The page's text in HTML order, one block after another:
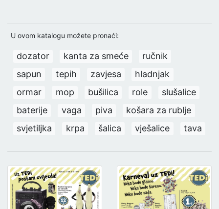
U ovom katalogu možete pronaći:
dozator kanta za smeće
ručnik
sapun
tepih zavjesa
hladnjak
ormar
mop bušilica role
slušalice
baterije
vaga piva
košara za rublje
svjetiljka
krpa šalica vješalice tava